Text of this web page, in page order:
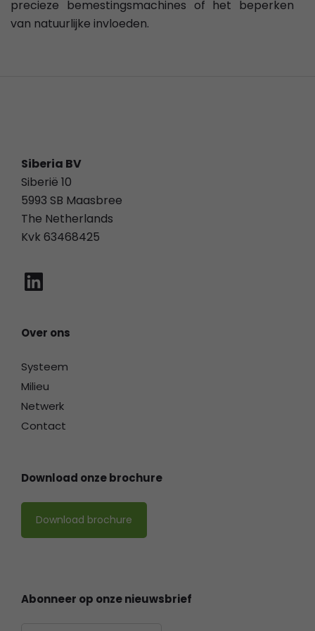
precieze bemestingsmachines of het beperken
van natuurlijke invloeden.
Siberia BV
Siberië 10
5993 SB Maasbree
The Netherlands
Kvk 63468425
Over ons
Systeem
Milieu
Netwerk
Contact
Download onze brochure
Download brochure
Abonneer op onze nieuwsbrief